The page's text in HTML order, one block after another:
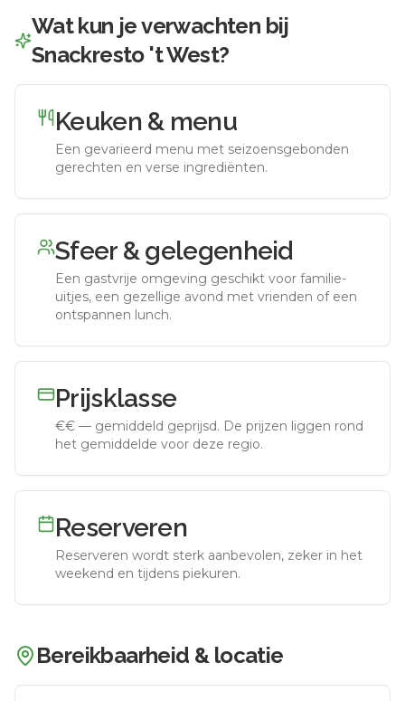
Wat kun je verwachten bij
Snackresto 't West?
Keuken & menu
Een gevarieerd menu met seizoensgebonden
gerechten en verse ingrediënten.
Sfeer & gelegenheid
Een gastvrije omgeving geschikt voor familie-
uitjes, een gezellige avond met vrienden of een
ontspannen lunch.
Prijsklasse
€€ — gemiddeld geprijsd. De prijzen liggen rond
het gemiddelde voor deze regio.
Reserveren
Reserveren wordt sterk aanbevolen, zeker in het
weekend en tijdens piekuren.
Bereikbaarheid & locatie